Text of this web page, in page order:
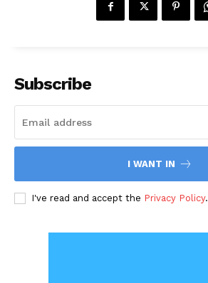
Subscribe
I WANT IN
I've read and accept the Privacy Policy.